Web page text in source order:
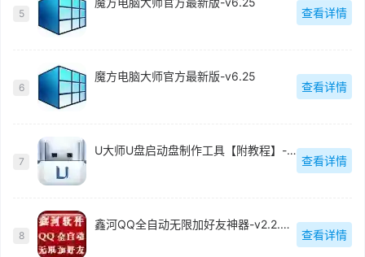
5 查看详情
6
魔方电脑大师官方最新版-v6.25
查看详情
7
U大师U盘启动盘制作工具【附教程】-v【】
查看详情
8
鑫河QQ全自动无限加好友神器-v2.2.3.6
查看详情